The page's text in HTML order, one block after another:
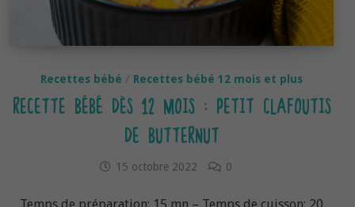
Recettes bébé Recettes bébé 12 mois et plus
RECETTE BÉBÉ DÈS 12 MOIS : PETIT CLAFOUTIS
DE BUTTERNUT
15 octobre 2022 0